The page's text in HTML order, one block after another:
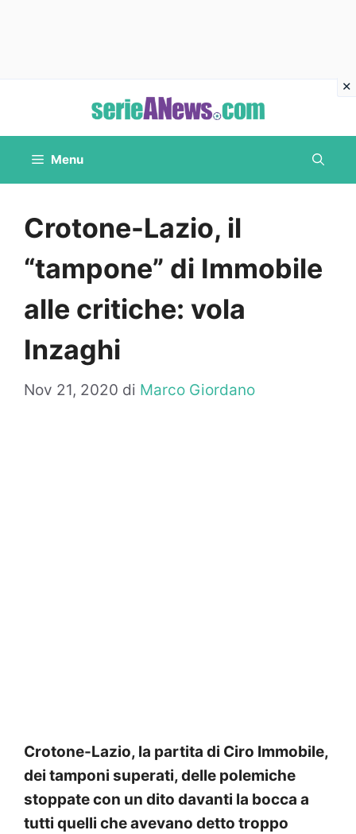
contenuto
Menu
Crotone-Lazio, il
“tampone” di Immobile
alle critiche: vola
Inzaghi
Nov 21, 2020 di Marco Giordano
Crotone-Lazio, la partita di Ciro Immobile,
dei tamponi superati, delle polemiche
stoppate con un dito davanti la bocca a
tutti quelli che avevano detto troppo